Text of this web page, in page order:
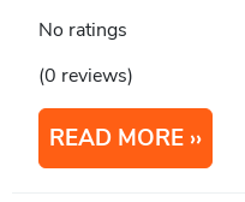
No ratings
(0 reviews)
READ MORE